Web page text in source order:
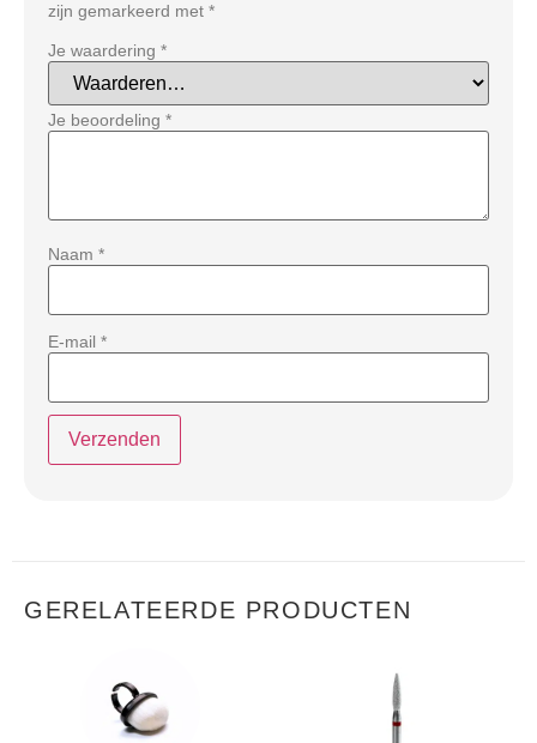
zijn gemarkeerd met *
Je waardering *
Je beoordeling *
Naam *
E-mail *
GERELATEERDE PRODUCTEN